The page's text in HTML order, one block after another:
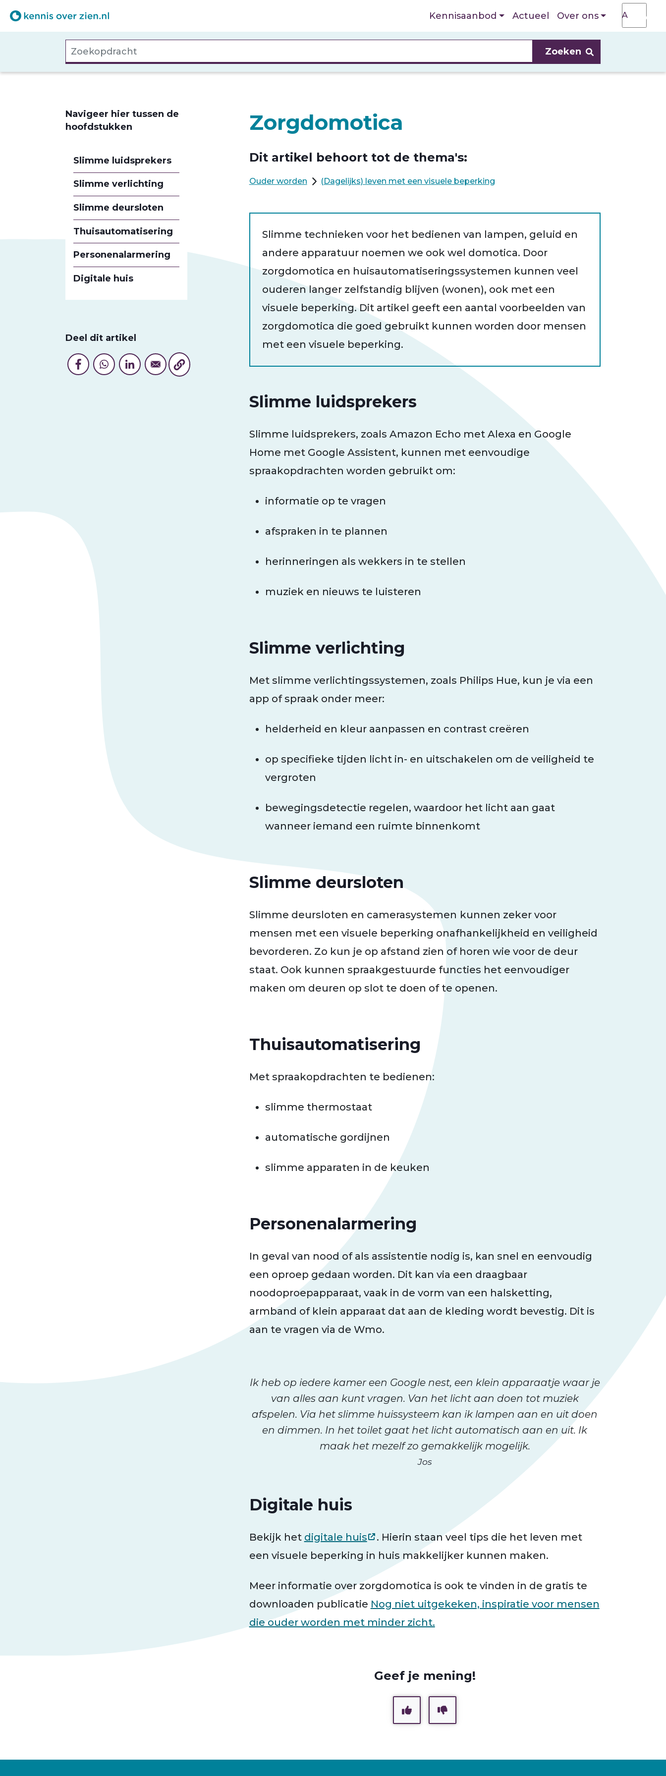
Overslaan
Kennisaanbod Actueel Over ons A A
Zoekopdracht
Zorgdomotica
Dit artikel behoort tot de thema's:
Ouder worden (Dagelijks) leven met een visuele beperking
Slimme technieken voor het bedienen van lampen, geluid en
andere apparatuur noemen we ook wel domotica. Door
zorgdomotica en huisautomatiseringssystemen kunnen veel
ouderen langer zelfstandig blijven (wonen), ook met een
visuele beperking. Dit artikel geeft een aantal voorbeelden van
zorgdomotica die goed gebruikt kunnen worden door mensen
met een visuele beperking.
Slimme luidsprekers
Slimme luidsprekers, zoals Amazon Echo met Alexa en Google
Home met Google Assistent, kunnen met eenvoudige
spraakopdrachten worden gebruikt om:
informatie op te vragen
afspraken in te plannen
herinneringen als wekkers in te stellen
muziek en nieuws te luisteren
Slimme verlichting
Met slimme verlichtingssystemen, zoals Philips Hue, kun je via een
app of spraak onder meer:
helderheid en kleur aanpassen en contrast creëren
op specifieke tijden licht in- en uitschakelen om de veiligheid te
vergroten
bewegingsdetectie regelen, waardoor het licht aan gaat
wanneer iemand een ruimte binnenkomt
Slimme deursloten
Slimme deursloten en camerasystemen kunnen zeker voor
mensen met een visuele beperking onafhankelijkheid en veiligheid
bevorderen. Zo kun je op afstand zien of horen wie voor de deur
staat. Ook kunnen spraakgestuurde functies het eenvoudiger
maken om deuren op slot te doen of te openen.
Thuisautomatisering
Met spraakopdrachten te bedienen:
slimme thermostaat
automatische gordijnen
slimme apparaten in de keuken
Personenalarmering
In geval van nood of als assistentie nodig is, kan snel en eenvoudig
een oproep gedaan worden. Dit kan via een draagbaar
noodoproepapparaat, vaak in de vorm van een halsketting,
armband of klein apparaat dat aan de kleding wordt bevestig. Dit is
aan te vragen via de Wmo.
Ik heb op iedere kamer een Google nest, een klein apparaatje waar je
van alles aan kunt vragen. Van het licht aan doen tot muziek
afspelen. Via het slimme huissysteem kan ik lampen aan en uit doen
en dimmen. In het toilet gaat het licht automatisch aan en uit. Ik
maak het mezelf zo gemakkelijk mogelijk.
Jos
Digitale huis
Bekijk het digitale huis
. Hierin staan veel tips die het leven met
een visuele beperking in huis makkelijker kunnen maken.
Meer informatie over zorgdomotica is ook te vinden in de gratis te
downloaden publicatie Nog niet uitgekeken, inspiratie voor mensen
die ouder worden met minder zicht.
Geef je mening!
Navigeer hier tussen de
hoofdstukken
Slimme luidsprekers
Slimme verlichting
Slimme deursloten
Thuisautomatisering
Personenalarmering
Digitale huis
Deel dit artikel